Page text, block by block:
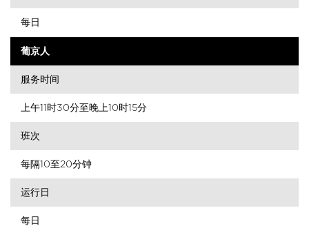
每日
葡京人
服务时间
上午11时30分至晚上10时15分
班次
每隔10至20分钟
运行日
每日